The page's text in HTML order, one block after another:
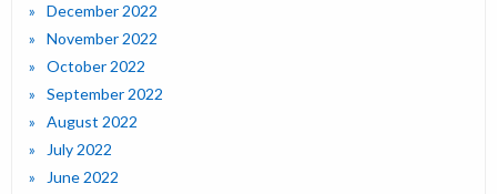
December 2022
November 2022
October 2022
September 2022
August 2022
July 2022
June 2022